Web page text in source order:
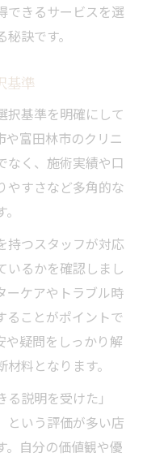
できるサービスを選
訣です。
基準
択基準を明確にして
や富田林市のクリニ
なく、施術実績や口
やすさなど多角的な
持つスタッフが対応
いるかを確認しまし
ーケアやトラブル時
ることがポイントで
や疑問をしっかり解
料となります。
説明を受けた」
という評価が多い店
。自分の価値観や優